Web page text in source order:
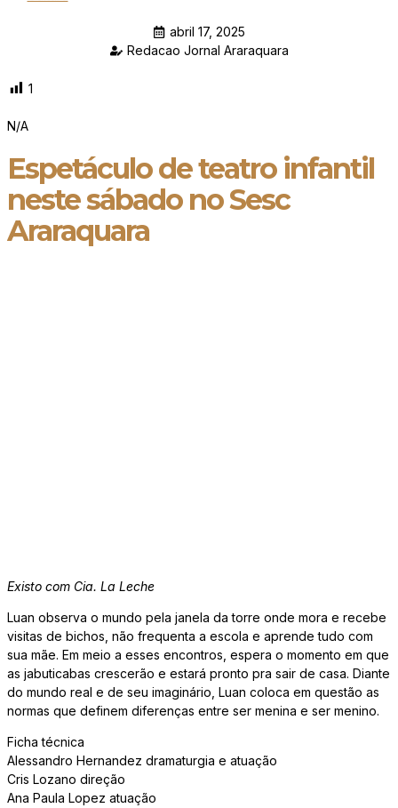
abril 17, 2025
Redacao Jornal Araraquara
1
N/A
Espetáculo de teatro infantil
neste sábado no Sesc
Araraquara
Existo com Cia. La Leche
Luan observa o mundo pela janela da torre onde mora e recebe
visitas de bichos, não frequenta a escola e aprende tudo com
sua mãe. Em meio a esses encontros, espera o momento em que
as jabuticabas crescerão e estará pronto pra sair de casa. Diante
do mundo real e de seu imaginário, Luan coloca em questão as
normas que definem diferenças entre ser menina e ser menino.
Ficha técnica
Alessandro Hernandez dramaturgia e atuação
Cris Lozano direção
Ana Paula Lopez atuação